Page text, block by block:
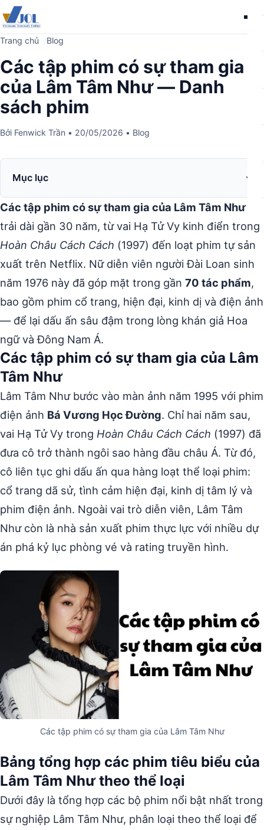
Trang chủ Blog
Các tập phim có sự tham gia
của Lâm Tâm Như — Danh
sách phim
Bởi Fenwick Trần • 20/05/2026 • Blog
Mục lục
Các tập phim có sự tham gia của Lâm Tâm Như
trải dài gần 30 năm, từ vai Hạ Tử Vy kinh điển trong
Hoàn Châu Cách Cách (1997) đến loạt phim tự sản
xuất trên Netflix. Nữ diễn viên người Đài Loan sinh
năm 1976 này đã góp mặt trong gần 70 tác phẩm,
bao gồm phim cổ trang, hiện đại, kinh dị và điện ảnh
— để lại dấu ấn sâu đậm trong lòng khán giả Hoa
ngữ và Đông Nam Á.
Các tập phim có sự tham gia của Lâm
Tâm Như
Lâm Tâm Như bước vào màn ảnh năm 1995 với phim
điện ảnh Bá Vương Học Đường. Chỉ hai năm sau,
vai Hạ Tử Vy trong Hoàn Châu Cách Cách (1997) đã
đưa cô trở thành ngôi sao hàng đầu châu Á. Từ đó,
cô liên tục ghi dấu ấn qua hàng loạt thể loại phim:
cổ trang dã sử, tình cảm hiện đại, kinh dị tâm lý và
phim điện ảnh. Ngoài vai trò diễn viên, Lâm Tâm
Như còn là nhà sản xuất phim thực lực với nhiều dự
án phá kỷ lục phòng vé và rating truyền hình.
Các tập phim có sự tham gia của Lâm Tâm Như
Bảng tổng hợp các phim tiêu biểu của
Lâm Tâm Như theo thể loại
Dưới đây là tổng hợp các bộ phim nổi bật nhất trong
sự nghiệp Lâm Tâm Như, phân loại theo thể loại để